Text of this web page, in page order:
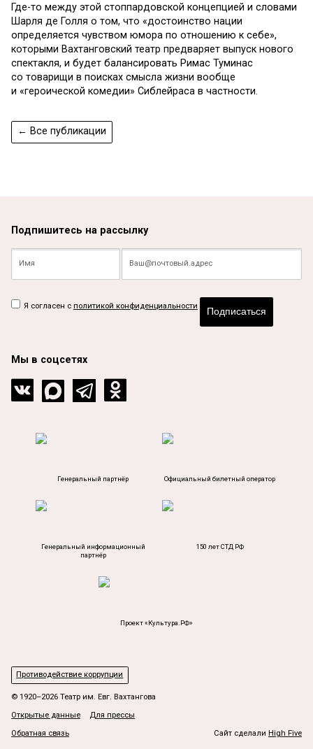
Где-то между этой стоппардовской концепцией и словами
Шарля де Голля о том, что «достоинство нации
определяется чувством юмора по отношению к себе»,
которыми Вахтанговский театр предваряет выпуск нового
спектакля, и будет балансировать Римас Туминас
со товарищи в поисках смысла жизни вообще
и «героической комедии» Сиблейраса в частности.
← Все публикации
Подпишитесь на рассылку
Я согласен с политикой конфиденциальности
Подписаться
Мы в соцсетях
Генеральный партнёр Официальный билетный оператор
Генеральный информационный
партнёр
150 лет СТД РФ
Проект «Культура.РФ»
Противодействие коррупции
© 1920–2026 Театр им. Евг. Вахтангова
Открытые данные Для прессы
Обратная связь Сайт сделали High Five